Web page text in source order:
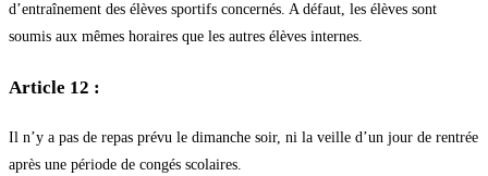
d’entraînement des élèves sportifs concernés. A défaut, les élèves sont
soumis aux mêmes horaires que les autres élèves internes.
Article 12 :
Il n’y a pas de repas prévu le dimanche soir, ni la veille d’un jour de rentrée
après une période de congés scolaires.